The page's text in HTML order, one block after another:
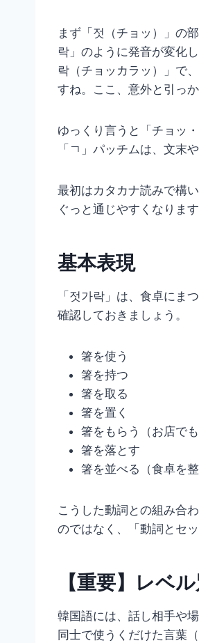
まず「젓（チョッ）」の
락」のように発音が変化
락（チョッカラッ）」で
すね。ここ、意外と引っ
ゆっくり言うと「チョッ
「ㄱ」パッチムは、文末
最初はカタカナ読みで構
ぐっと通じやすくなりま
基本表現
「젓가락」は、食卓にま
確認しておきましょう。
箸を使う
箸を持つ
箸を取る
箸を置く
箸をもらう（お店でも
箸を落とす
箸を並べる（食卓を整
こうした動詞との組み合
のではなく、「動詞とセ
【重要】レベ
韓国語には、話し相手や
同士で使うくだけた言葉